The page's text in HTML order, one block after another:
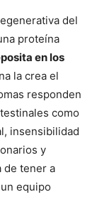
del
proteína
en los
la crea el
responden
como
insensibilidad
y
de tener a
equipo